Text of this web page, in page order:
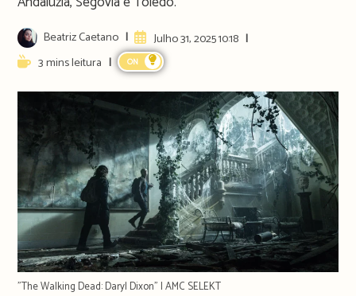
Post
author:
Beatriz Caetano
Artigo
publicado:
Julho 31, 2025 10:18
Reading3 mins leitura ON
"The Walking Dead: Daryl Dixon" | AMC SELEKT